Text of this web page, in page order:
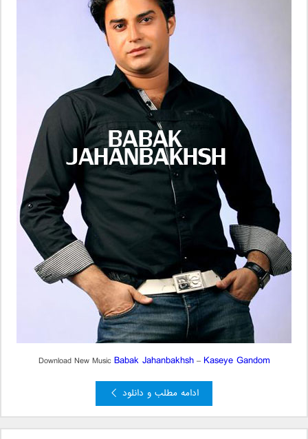
Download New MusicBabak Jahanbakhsh– Kaseye Gandom
ادامه مطلب و دانلود